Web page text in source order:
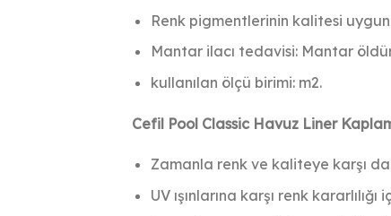
Renk pigmentlerinin kalitesi
Mantar ilacı tedavisi: Mantar
kullanılan ölçü birimi: m2.
Cefil Pool Classic Havuz Liner
Zamanla renk ve kaliteye karşı
UV ışınlarına karşı renk